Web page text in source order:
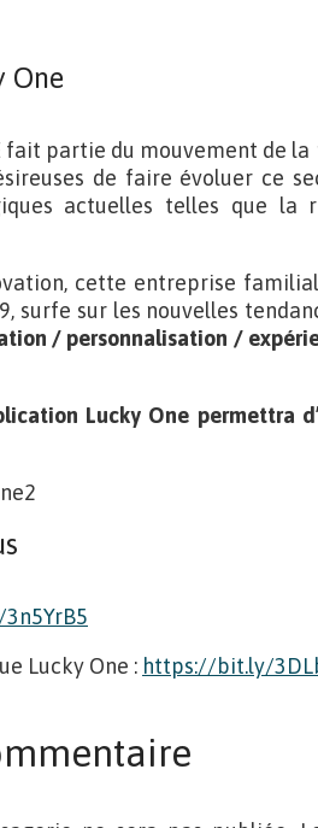
One
fait partie du mouvement de
de faire évoluer ce
actuelles telles que
cette entreprise
surfe sur les nouvelles
/ personnalisation /
Lucky One permettra
Lucky One : https://bit.ly/